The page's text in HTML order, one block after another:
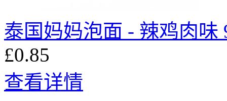
泰国妈妈泡面 - 辣鸡肉味
£0.85
查看详情